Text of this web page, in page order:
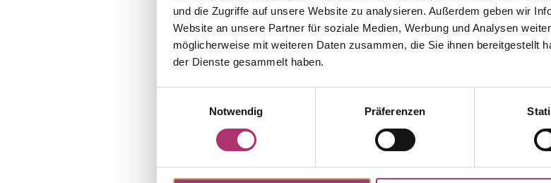
und die Zugriffe auf unsere Website zu analysieren. Außerdem geben wir
Website an unsere Partner für soziale Medien, Werbung und Analysen
möglicherweise mit weiteren Daten zusammen, die Sie ihnen bereitgestellt
der Dienste gesammelt haben.
Notwendig
Präferenzen
Discover more pieces from this